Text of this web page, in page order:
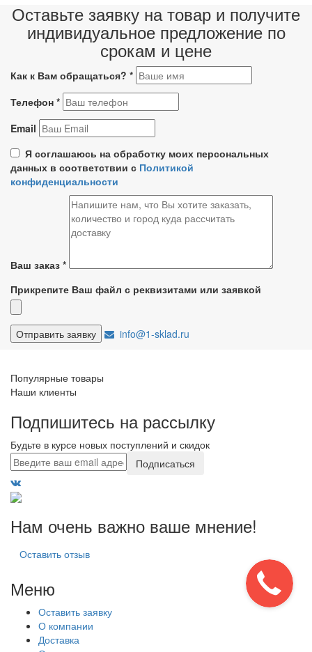
Оставьте заявку на товар и получите
индивидуальное предложение по
срокам и цене
Как к Вам обращаться? *
Телефон *
Email
Я соглашаюсь на обработку моих персональных
данных в соответствии с Политикой
конфиденциальности
Ваш заказ *
Прикрепите Ваш файл с реквизитами или заявкой
info@1-sklad.ru
Популярные товары
Наши клиенты
Подпишитесь на рассылку
Будьте в курсе новых поступлений и скидок
Подписаться
Нам очень важно ваше мнение!
Оставить отзыв
Меню
Оставить заявку
О компании
Доставка